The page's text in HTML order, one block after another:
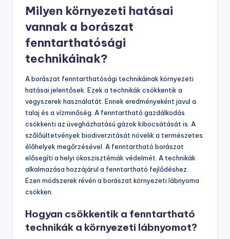
Milyen környezeti hatásai
vannak a borászat
fenntarthatósági
technikáinak?
A borászat fenntarthatósági technikáinak környezeti
hatásai jelentősek. Ezek a technikák csökkentik a
vegyszerek használatát. Ennek eredményeként javul a
talaj és a vízminőség. A fenntartható gazdálkodás
csökkenti az üvegházhatású gázok kibocsátását is. A
szőlőültetvények biodiverzitását növelik a természetes
élőhelyek megőrzésével. A fenntartható borászat
elősegíti a helyi ökoszisztémák védelmét. A technikák
alkalmazása hozzájárul a fenntartható fejlődéshez.
Ezen módszerek révén a borászat környezeti lábnyoma
csökken.
Hogyan csökkentik a fenntartható
technikák a környezeti lábnyomot?